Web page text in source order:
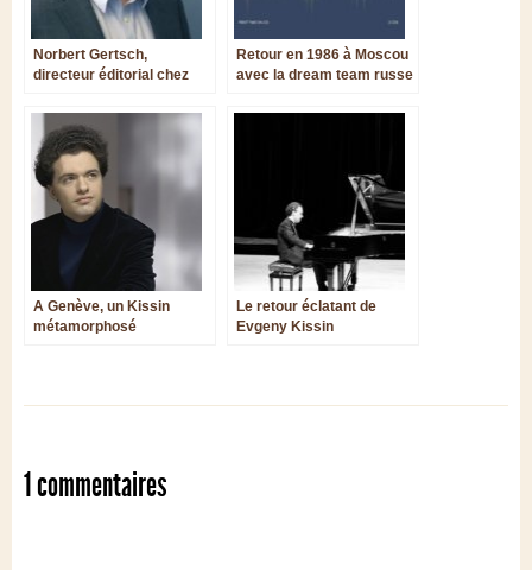
Norbert Gertsch,
directeur éditorial chez
Retour en 1986 à Moscou
avec la dream team russe
A Genève, un Kissin
métamorphosé
Le retour éclatant de
Evgeny Kissin
1 commentaires